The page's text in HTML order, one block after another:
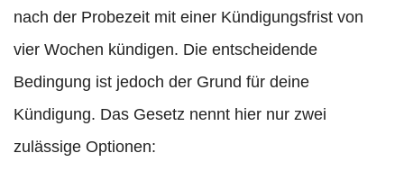
nach der Probezeit mit einer Kündigungsfrist von
vier Wochen kündigen. Die entscheidende
Bedingung ist jedoch der Grund für deine
Kündigung. Das Gesetz nennt hier nur zwei
zulässige Optionen: